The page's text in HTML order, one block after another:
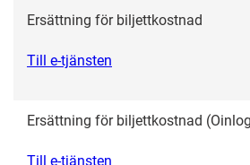
Ersättning för biljettkostnad
Till e-tjänsten
Ersättning för biljettkostnad
Till e-tjänsten